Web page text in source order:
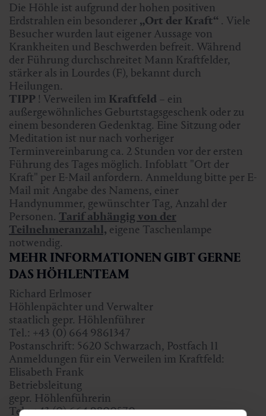
Die Höhle ist aufgrund der hohen positiven
Erdstrahlen ein besonderer „Ort der Kraft“ . Viele
Besucher wurden laut eigener Aussage von
Krankheiten und Beschwerden befreit. Während
der Führung durchschreitet Mann Kraftfelder,
stärker als in Lourdes (F), bekannt durch
Heilungen.
TIPP ! Verweilen im Kraftfeld – ein
außergewöhnliches Geburtstagsgeschenk oder zu
einem besonderen Gedenktag. Eine Sitzung oder
Meditation ist nur nach vorheriger
Terminvereinbarung ca. 2 Stunden vor der ersten
Führung des Tages möglich. Infoblatt "Ort der
Kraft" per E-Mail anfordern. Anmeldung bitte per E-
Mail mit Angabe des Namens, einer
Handynummer, gewünschter Tag, Anzahl der
Personen. Tarif abhängig von der
Teilnehmeranzahl, eigene Taschenlampe
notwendig.
MEHR INFORMATIONEN GIBT GERNE
DAS HÖHLENTEAM
Richard Erlmoser
Höhlenpächter und Verwalter
staatlich gepr. Höhlenführer
Tel.: +43 (0) 664 9861347
Postanschrift: 5620 Schwarzach, Postfach 11
Anmeldungen für ein Verweilen im Kraftfeld:
Elisabeth Frank
Betriebsleitung
gepr. Höhlenführerin
Tel.: +43 (0) 664 9800570